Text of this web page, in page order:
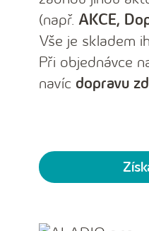
(např. AKCE,
Vše je skladem
Při objednávce
navíc dopravu